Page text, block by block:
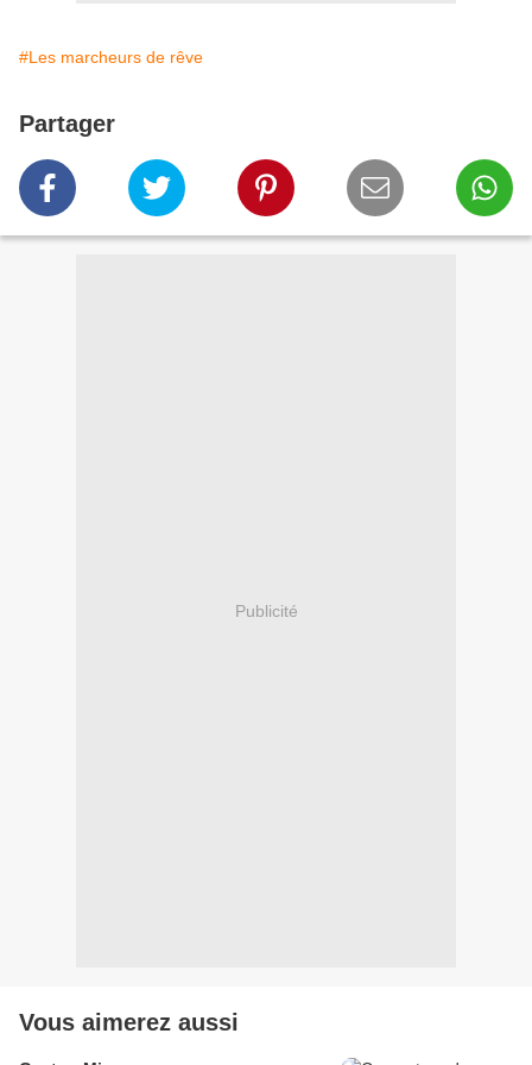
#Les marcheurs de rêve
Partager
Publicité
Vous aimerez aussi